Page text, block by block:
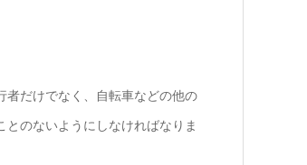
だけでなく、自転車などの他の
のないようにしなければなりま